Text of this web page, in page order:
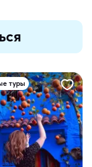
туры